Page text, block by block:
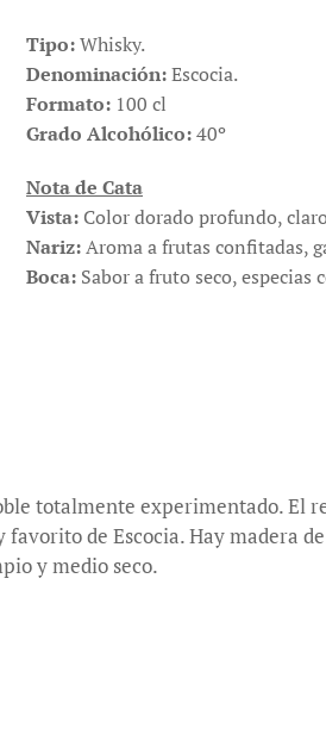
Tipo:Whisky.
Denominación:Escocia.
Formato: 100 cl
Grado Alcohólico:40º
Nota de Cata
Vista: Color dorado profundo,
Nariz:Aroma a frutas confitadas,
Boca: Sabor a fruto seco,
totalmente experimentado. El
de Escocia. Hay madera
y medio seco.